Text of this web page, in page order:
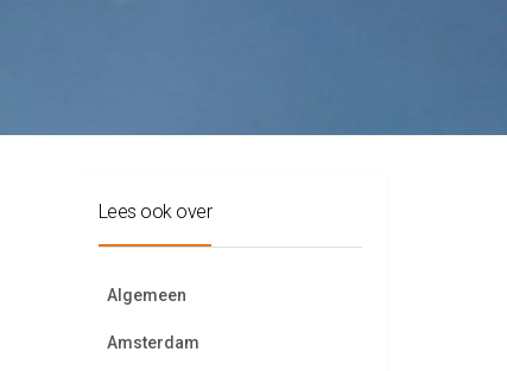
Lees ook over
Algemeen
Amsterdam